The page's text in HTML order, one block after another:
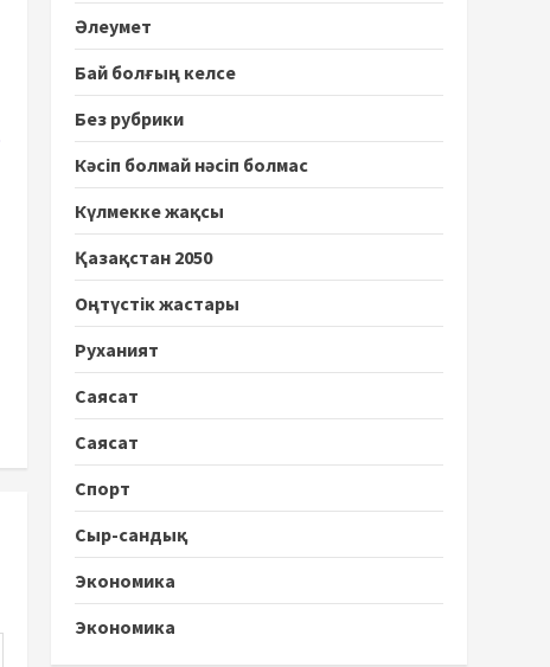
Әлеумет
Бай болғың келсе
Без рубрики
Кәсіп болмай нәсіп болмас
Күлмекке жақсы
Қазақстан 2050
Оңтүстік жастары
Руханият
Саясат
Саясат
Спорт
Сыр-сандық
Экономика
Экономика